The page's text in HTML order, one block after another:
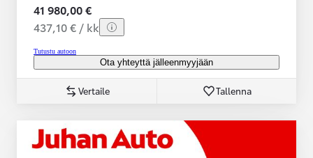
41 980,00 €
437,10 € / kk
Tutustu autoon
Ota yhteyttä jälleenmyyjään
Vertaile Tallenna